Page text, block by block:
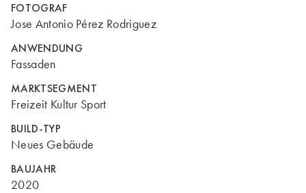
FOTOGRAF
Jose Antonio Pérez Rodriguez
ANWENDUNG
Fassaden
MARKTSEGMENT
Freizeit Kultur Sport
BUILD-TYP
Neues Gebäude
BAUJAHR
2020